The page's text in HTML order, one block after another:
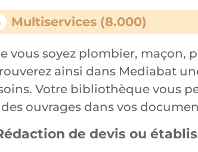
Multiservices (8.000)
vous soyez plombier, maçon,
ainsi dans Mediabat
Votre bibliothèque vous
ouvrages dans vos
de devis ou